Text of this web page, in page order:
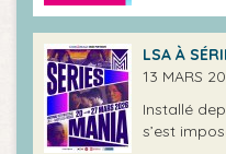
LSA À
13 MARS
Installé
s’est